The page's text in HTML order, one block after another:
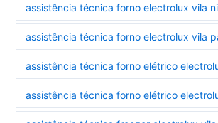
assistência técnica forno electrolux vila
assistência técnica forno electrolux vila
assistência técnica forno elétrico
assistência técnica forno elétrico